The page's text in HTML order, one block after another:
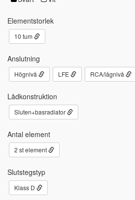
Elementstorlek
10 tum
Anslutning
Högnivå LFE RCA/lågnivå
Lådkonstruktion
Sluten+basradiator
Antal element
2 st element
Slutstegstyp
Klass D